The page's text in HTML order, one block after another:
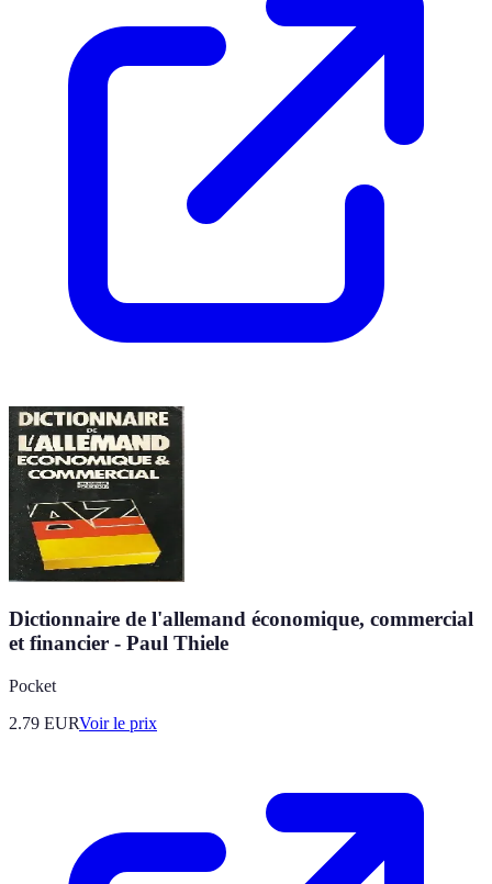
Dictionnaire de l'allemand économique, commercial
et financier - Paul Thiele
Pocket
2.79 EURVoir le prix